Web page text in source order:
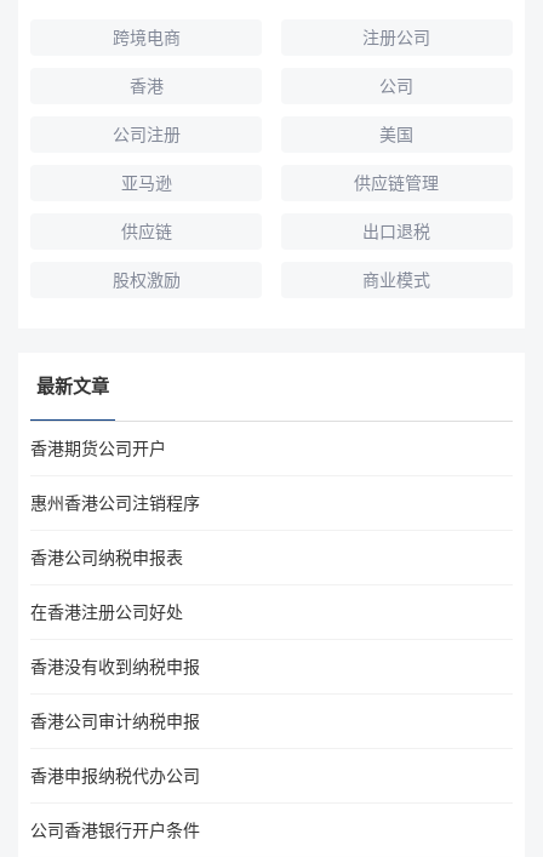
跨境电商 注册公司
香港 公司
公司注册 美国
亚马逊 供应链管理
供应链 出口退税
股权激励 商业模式
最新文章
香港期货公司开户
惠州香港公司注销程序
香港公司纳税申报表
在香港注册公司好处
香港没有收到纳税申报
香港公司审计纳税申报
香港申报纳税代办公司
公司香港银行开户条件